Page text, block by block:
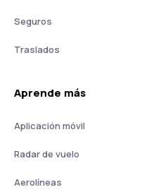
Seguros
Traslados
Aprende más
Aplicación móvil
Radar de vuelo
Aerolíneas